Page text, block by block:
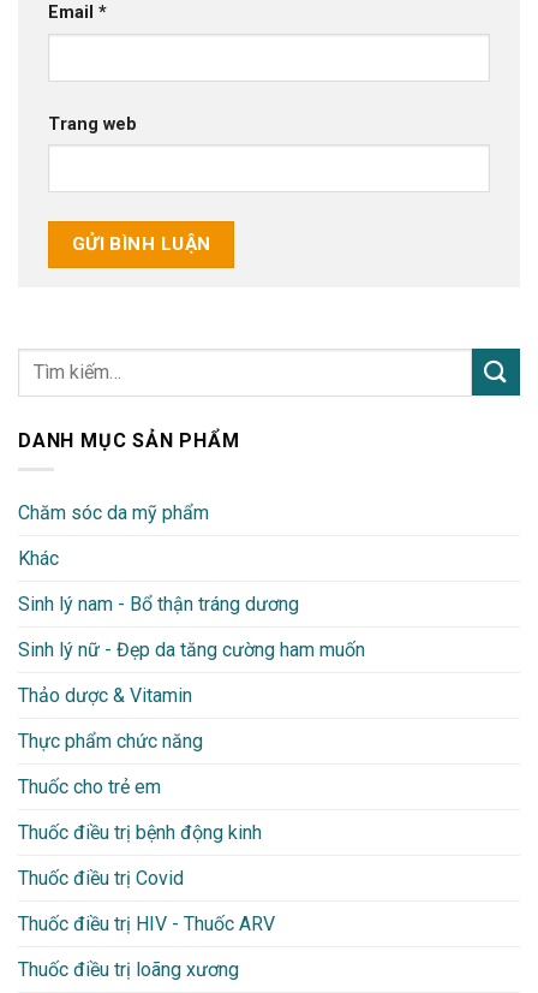
Email *
Trang web
DANH MỤC SẢN PHẨM
Chăm sóc da mỹ phẩm
Khác
Sinh lý nam - Bổ thận tráng dương
Sinh lý nữ - Đẹp da tăng cường ham muốn
Thảo dược & Vitamin
Thực phẩm chức năng
Thuốc cho trẻ em
Thuốc điều trị bệnh động kinh
Thuốc điều trị Covid
Thuốc điều trị HIV - Thuốc ARV
Thuốc điều trị loãng xương